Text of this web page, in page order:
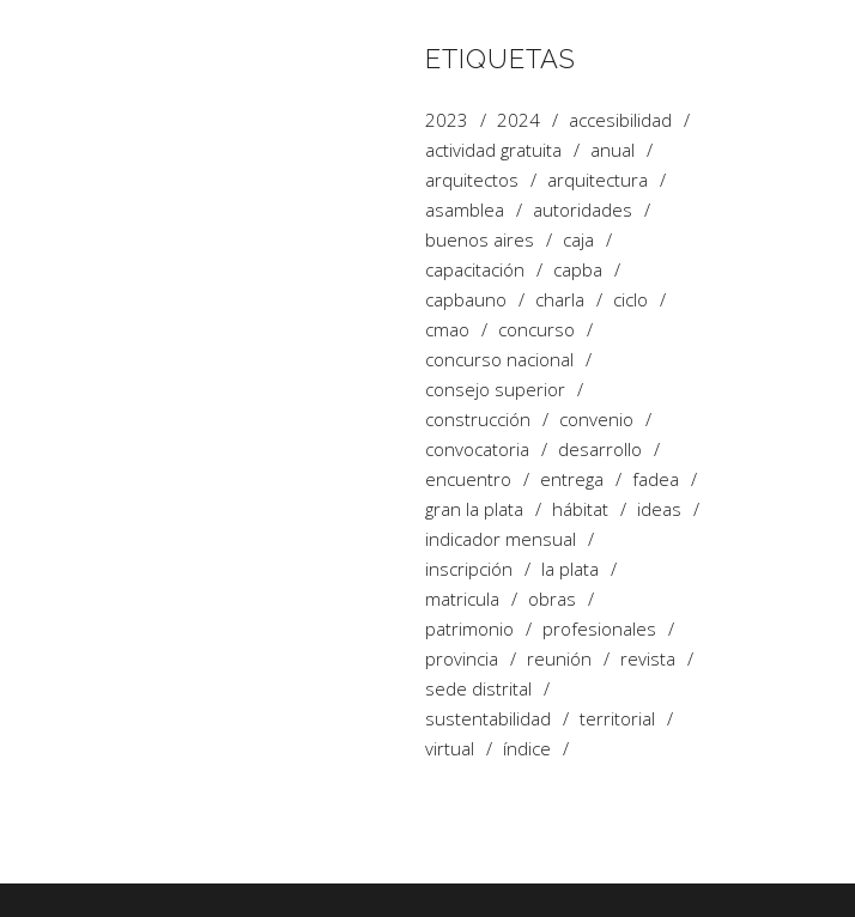
ETIQUETAS
2023 2024
accesibilidad
actividad gratuita
anual
arquitectos
arquitectura
asamblea
autoridades
buenos aires
caja
capacitación
capba
capbauno
charla
ciclo
cmao
concurso
concurso nacional
consejo superior
construcción
convenio
convocatoria
desarrollo
encuentro
entrega
fadea
gran la plata
hábitat
ideas
indicador mensual
inscripción
la plata
matricula
obras
patrimonio
profesionales
provincia
reunión
revista
sede distrital
sustentabilidad
territorial
virtual
índice